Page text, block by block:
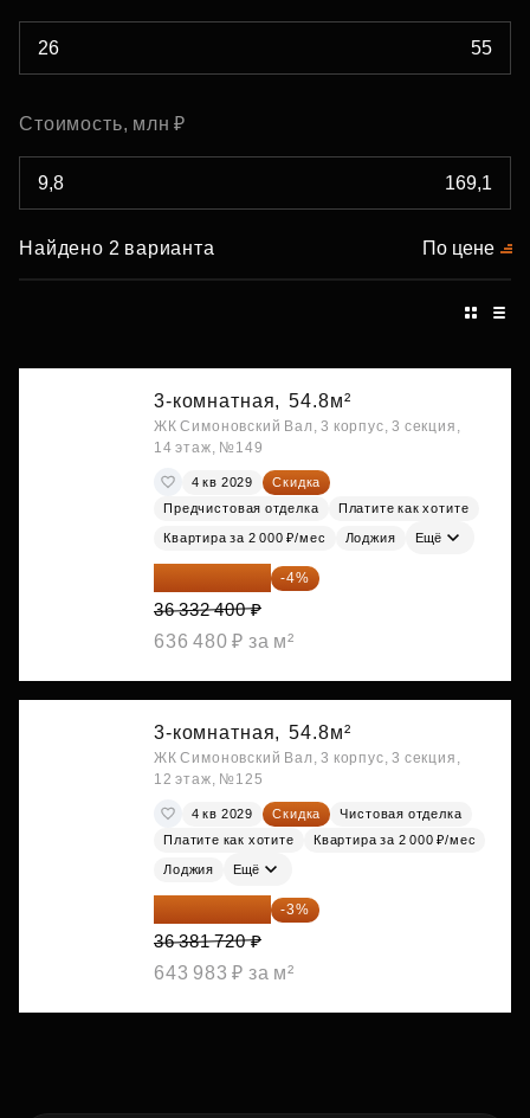
Стоимость, млн ₽
Найдено 2 варианта По цене
3-комнатная, 54.8м²
ЖК Симоновский Вал, 3 корпус, 3 секция,
14 этаж, №149
4 кв 2029
Скидка
Предчистовая отделка
Платите как хотите
Квартира за 2 000 ₽/мес Лоджия Ещё
34 879 104 ₽ -4%
36 332 400 ₽
636 480 ₽ за м²
3-комнатная, 54.8м²
ЖК Симоновский Вал, 3 корпус, 3 секция,
12 этаж, №125
4 кв 2029 Скидка
Чистовая отделка
Платите как хотите
Квартира за 2 000 ₽/мес
Лоджия Ещё
35 290 268 ₽ -3%
36 381 720 ₽
643 983 ₽ за м²